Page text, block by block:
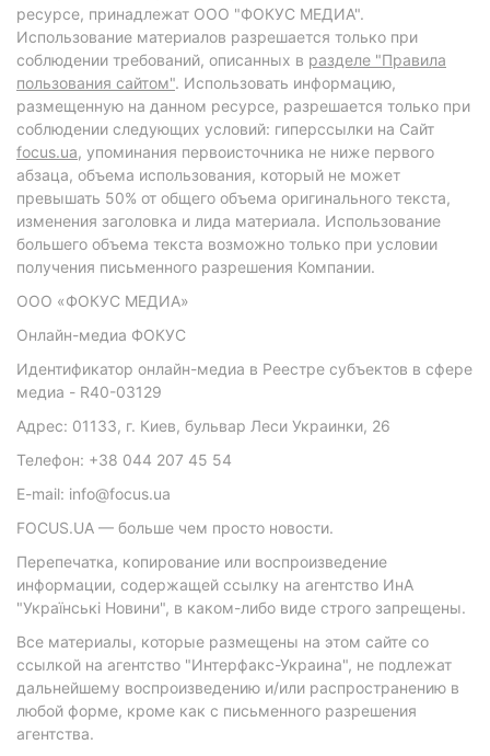
ресурсе, принадлежат ООО "ФОКУС МЕДИА".
Использование материалов разрешается только при
соблюдении требований, описанных в разделе "Правила
пользования сайтом". Использовать информацию,
размещенную на данном ресурсе, разрешается только при
соблюдении следующих условий: гиперссылки на Сайт
focus.ua, упоминания первоисточника не ниже первого
абзаца, объема использования, который не может
превышать 50% от общего объема оригинального текста,
изменения заголовка и лида материала. Использование
большего объема текста возможно только при условии
получения письменного разрешения Компании.
ООО «ФОКУС МЕДИА»
Онлайн-медиа ФОКУС
Идентификатор онлайн-медиа в Реестре субъектов в сфере
медиа - R40-03129
Адрес: 01133, г. Киев, бульвар Леси Украинки, 26
Телефон: +38 044 207 45 54
E-mail: info@focus.ua
FOCUS.UA — больше чем просто новости.
Перепечатка, копирование или воспроизведение
информации, содержащей ссылку на агентство ИнА
"Українські Новини", в каком-либо виде строго запрещены.
Все материалы, которые размещены на этом сайте со
ссылкой на агентство "Интерфакс-Украина", не подлежат
дальнейшему воспроизведению и/или распространению в
любой форме, кроме как с письменного разрешения
агентства.